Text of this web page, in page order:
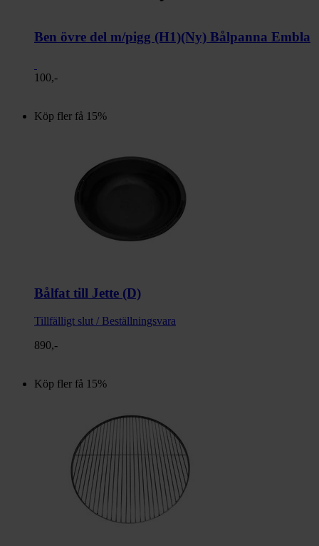
Ben övre del m/pigg (H1)(Ny) Bålpanna Embla
100,-
Köp fler få 15%
Bålfat till Jette (D)
Tillfälligt slut / Beställningsvara
890,-
Köp fler få 15%